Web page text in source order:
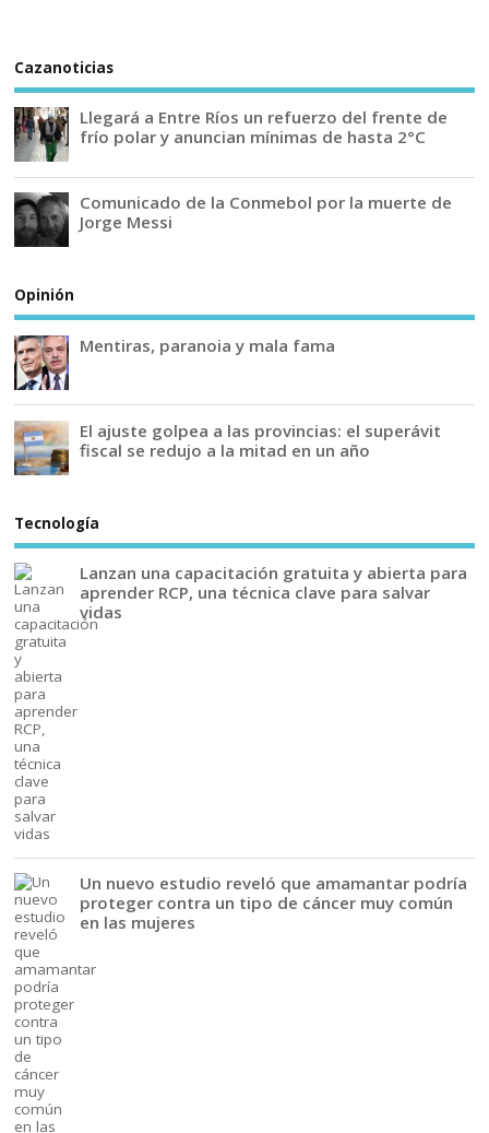
Cazanoticias
Llegará a Entre Ríos un refuerzo del frente de
frío polar y anuncian mínimas de hasta 2°C
Comunicado de la Conmebol por la muerte de
Jorge Messi
Opinión
Mentiras, paranoia y mala fama
El ajuste golpea a las provincias: el superávit
fiscal se redujo a la mitad en un año
Tecnología
Lanzan una capacitación gratuita y abierta para
aprender RCP, una técnica clave para salvar
vidas
Un nuevo estudio reveló que amamantar podría
proteger contra un tipo de cáncer muy común
en las mujeres